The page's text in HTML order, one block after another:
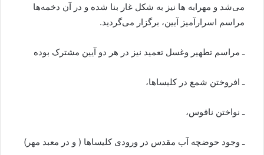
می‌شد و مهرابه ها نیز به شکل غار بنا شده و در آن دخمه‌ها
مراسم اسرارآمیز آیین، برگزار می‌گردید.
ـ مراسم تطهیر وغسل تعمید نیز در هر دو آیین مشترک بوده
ـ افروختن شمع در کلیساها،
ـ نواختن ناقوس،
ـ وجود حوضچه آب مقدس در ورودی کلیساها ( و در معبد مهر)